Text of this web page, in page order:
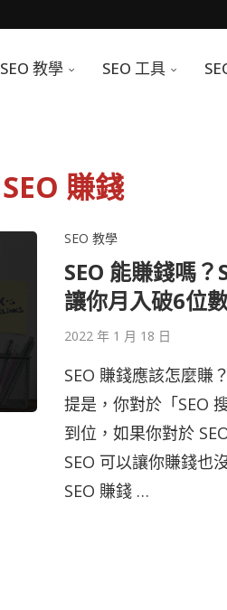
SEO 教學 SEO 工具
SEO 賺錢
SEO 教學
SEO 能賺錢嗎
讓你月入破6位
2022 年 1 月 18 日
SEO 賺錢應該怎麼賺
提是，你對於「SEO
到位，如果你對於
SEO 可以讓你賺錢也
SEO 賺錢 …